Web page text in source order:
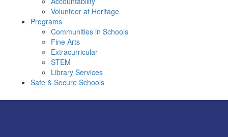
Volunteer at Heritage
Programs
Communities in Schools
Fine Arts
Extracurricular
STEM
Library Services
Safe & Secure Schools